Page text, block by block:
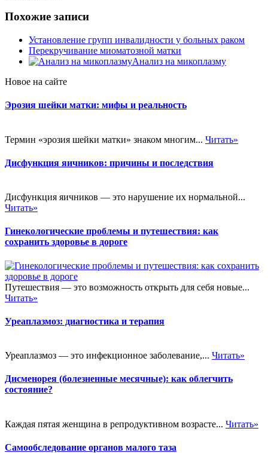
Похожие записи
Установление групп инвалидности у больных раком
Перекручивание миоматозной матки
Анализ на микоплазму
Новое на сайте
Эрозия шейки матки: мифы и реальность
Термин «эрозия шейки матки» знаком многим... Читать»
Дисфункция яичников: причины и последствия
Дисфункция яичников — это нарушение их нормальной...
Читать»
Гинекологические проблемы и путешествия: как
сохранить здоровье в дороге
Путешествия — это возможность открыть для себя новые...
Читать»
Уреаплазмоз: диагностика и терапия
Уреаплазмоз — это инфекционное заболевание,... Читать»
Дисменорея (болезненные месячные): как облегчить
состояние?
Каждая пятая женщина в репродуктивном возрасте... Читать»
Самообследование органов малого таза